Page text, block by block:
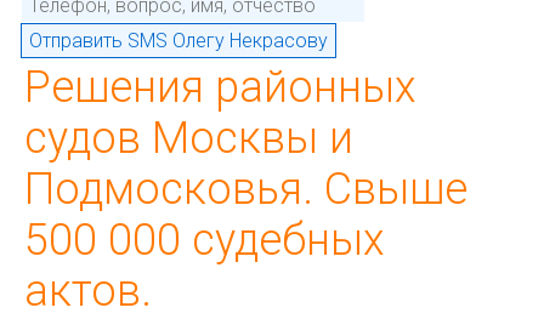
Решения районных
судов Москвы и
Подмосковья. Свыше
500 000 судебных
актов.